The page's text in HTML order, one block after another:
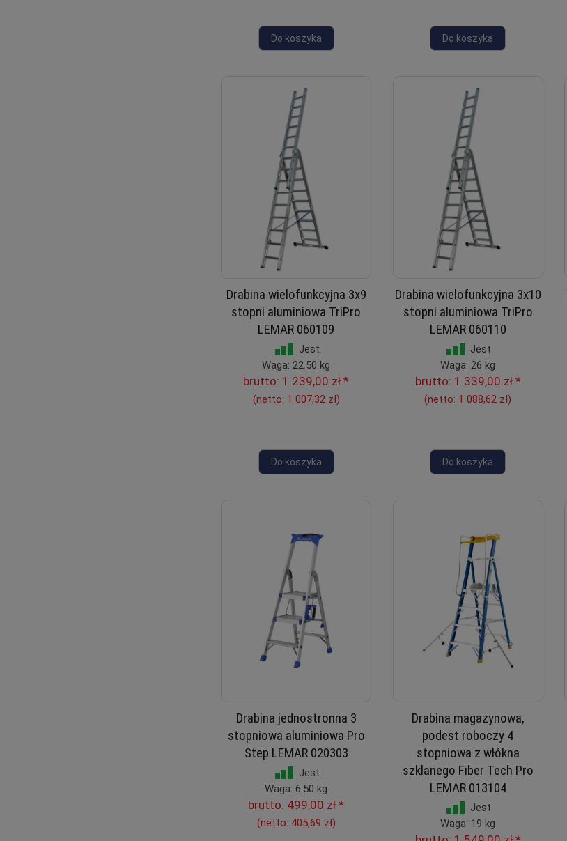
Do koszyka Do koszyka
Drabina wielofunkcyjna 3x9
stopni aluminiowa TriPro
LEMAR 060109
Jest
Waga: 22.50 kg
brutto: 1 239,00 zł *
(netto: 1 007,32 zł)
Do koszyka
Drabina wielofunkcyjna 3x10
stopni aluminiowa TriPro
LEMAR 060110
Jest
Waga: 26 kg
brutto: 1 339,00 zł*
(netto: 1 088,62 zł)
Do koszyka
Drabina jednostronna 3
stopniowa aluminiowa Pro
Step LEMAR 020303
Jest
Waga: 6.50 kg
brutto: 499,00 zł *
(netto: 405,69 zł)
Drabina magazynowa,
podest roboczy 4
stopniowa z włókna
szklanego Fiber Tech Pro
LEMAR 013104
Jest
Waga: 19 kg